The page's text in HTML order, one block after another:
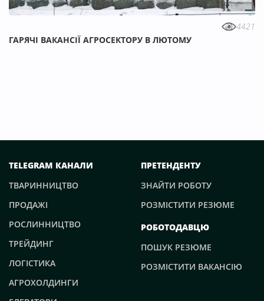
4421
ГАРЯЧІ ВАКАНСІЇ АГРОСЕКТОРУ В ЛЮТОМУ
TELEGRAM КАНАЛИ
ТВАРИННИЦТВО
ПРОДАЖІ
РОСЛИННИЦТВО
ТРЕЙДИНГ
ЛОГІСТИКА
АГРОХОЛДИНГИ
ПРЕТЕНДЕНТУ
ЗНАЙТИ РОБОТУ
РОЗМІСТИТИ РЕЗЮМЕ
РОБОТОДАВЦЮ
ПОШУК РЕЗЮМЕ
РОЗМІСТИТИ ВАКАНСІЮ